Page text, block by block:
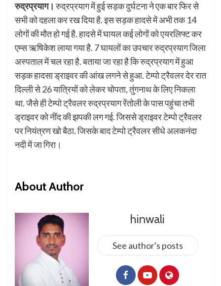
रुद्रप्रयाग।रुद्रप्रयाग में हुई सड़क दुर्घटना ने एक बार फिर से
सभी को दहला कर रख दिया है. इस सड़क हादसे में अभी तक 14
लोगों की मौत हो गई है. हादसे में घायल कई लोगों को एयरलिफ्ट कर
एम्स ऋषिकेश लाया गया है. 7 घायलों का उपचार रुद्रप्रयाग जिला
अस्पताल में चल रहा है. बताया जा रहा है कि रुद्रप्रयाग में हुआ
सड़क हादसा ड्राइवर की आंख लगने से हुआ. टेम्पो ट्रैवलर देर रात
दिल्ली से 26 यात्रियों को लेकर चोपता, तुंगनाथ के लिए निकला
था. जैसे ही टेम्पो ट्रैवलर रुद्रप्रयाग रेंतोली के पास पहुंचा तभी
ड्राइवर को नींद की झपकी लग गई. जिससे ड्राइवर टेम्पो ट्रैवलर
पर नियंत्रण खो बैठा. जिसके बाद टेम्पो ट्रैवलर सीधे अलकनंदा
नदी में जा गिरा।
About Author
hinwali
See author's posts